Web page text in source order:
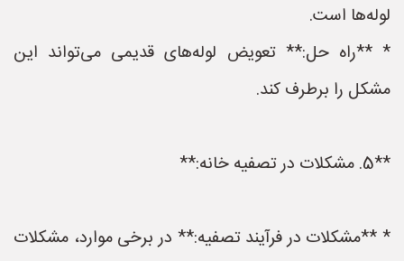
لوله‌ها است.
* **راه حل:** تعویض لوله‌های قدیمی می‌تواند این
مشکل را برطرف کند.
**5. مشکلات در تصفیه خانه:**
* **مشکلات در فرآیند تصفیه:** در برخی موارد، مشکلات